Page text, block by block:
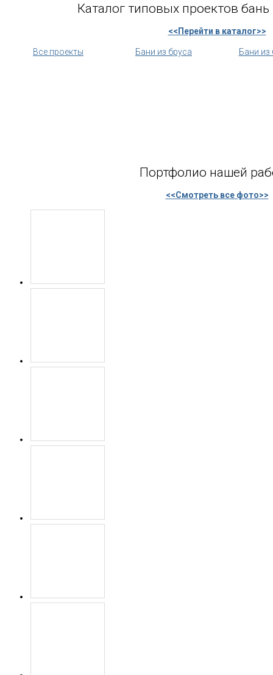
Каталог типовых проектов
<<Перейти в каталог>>
Все проекты Бани из бруса Бани из
Портфолио нашей
<<Смотреть все фото>>